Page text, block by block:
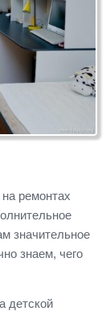
ремонтах
значительное
знаем, чего
детской